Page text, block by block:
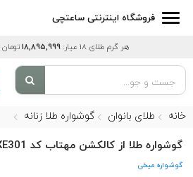
فروشگاه اینترنتی ساعتچی
هر گرم طلای 18 عیار: 18,895,999تومان
خانه طلای بانوان گوشواره طلا زنانه
گوشواره طلا از کالکشن مهتاب کد XE301
گوشواره میخی